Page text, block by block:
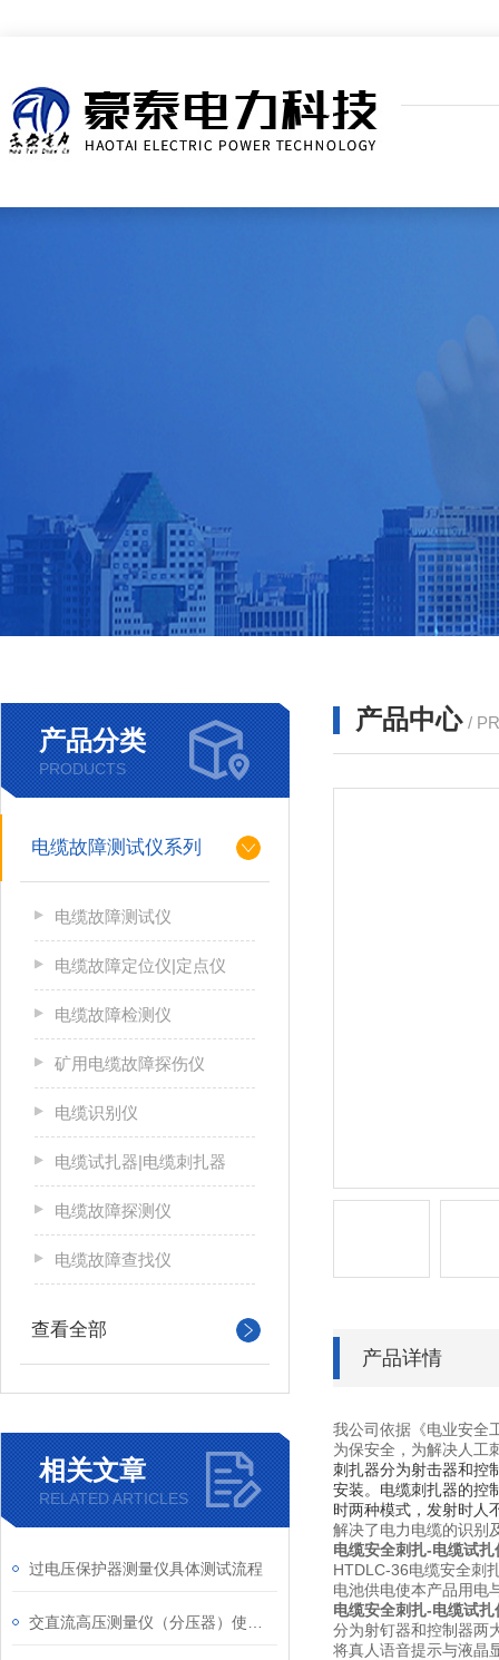
产品分类
PRODUCTS
电缆故障测试仪系列
电缆故障测试仪
电缆故障定位仪|定点仪
电缆故障检测仪
矿用电缆故障探伤仪
电缆识别仪
电缆试扎器|电缆刺扎器
电缆故障探测仪
电缆故障查找仪
查看全部
相关文章
RELATED ARTICLES
过电压保护器测量仪具体测试流程
产品中心 /
产品详情
我公司依据《电业安全
为保安全，为解决人工
刺扎器分为射击器和控
安装。电缆刺扎器的控
时两种模式， 发射时人
解决了电力电缆的识别
电缆安全刺扎-电缆试扎
HTDLC-36电缆安全刺
电池供电使本产品用电
电缆安全刺扎-电缆试扎
分为射钉器和控制器两
将真人语音提示与液晶